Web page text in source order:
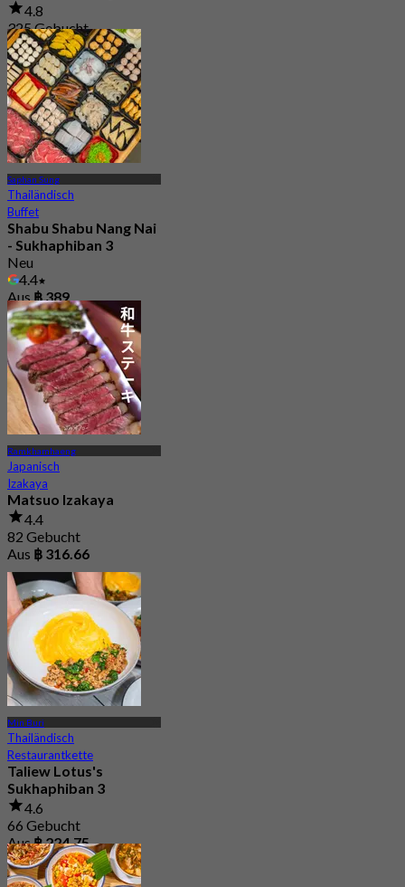
4.8
325 Gebucht
Aus฿ 259
Saphan Sung
Thailändisch
Buffet
Shabu Shabu Nang Nai
- Sukhaphiban 3
Neu
4.4
Aus ฿ 389
Ramkhamhaeng
Japanisch
Izakaya
Matsuo Izakaya
4.4
82 Gebucht
Aus ฿ 316.66
Min Buri
Thailändisch
Restaurantkette
Taliew Lotus's
Sukhaphiban 3
4.6
66 Gebucht
Aus฿ 224.75